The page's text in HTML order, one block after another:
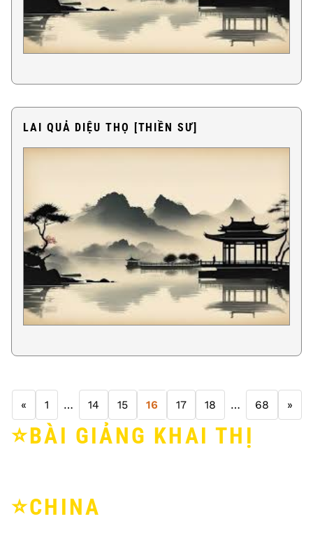
LAI QUẢ DIỆU THỌ [THIỀN SƯ]
« 1 … 14 15 16 17 18 … 68 »
⭐️BÀI GIẢNG KHAI THỊ
⭐️CHINA